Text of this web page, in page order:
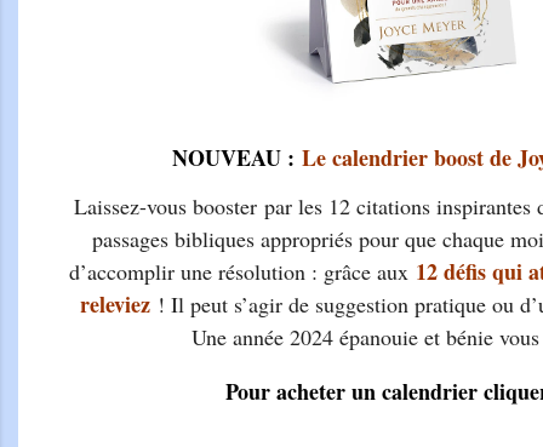
NOUVEAU : Le calendrier boost de
Laissez-vous booster par les 12 citations inspirantes
passages bibliques appropriés pour que chaque
d’accomplir une résolution : grâce aux 12 défis qui
releviez ! Il peut s’agir de suggestion pratique ou
Une année 2024 épanouie et bénie
Pour acheter un calendrier